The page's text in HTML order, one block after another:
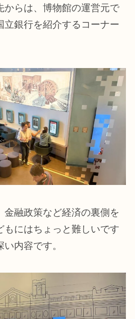
からは、博物館の運営元で
立銀行を紹介するコーナー
金融政策など経済の裏側を
もにはちょっと難しいです
内容です。